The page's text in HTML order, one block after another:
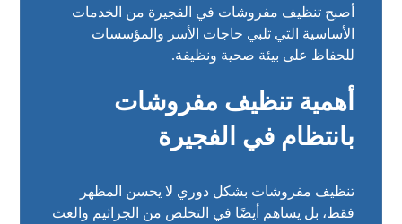
أصبح تنظيف مفروشات في الفجيرة من الخدمات
الأساسية التي تلبي حاجات الأسر والمؤسسات
للحفاظ على بيئة صحية ونظيفة.
أهمية تنظيف مفروشات
بانتظام في الفجيرة
تنظيف مفروشات بشكل دوري لا يحسن المظهر
فقط، بل يساهم أيضًا في التخلص من الجراثيم والعث